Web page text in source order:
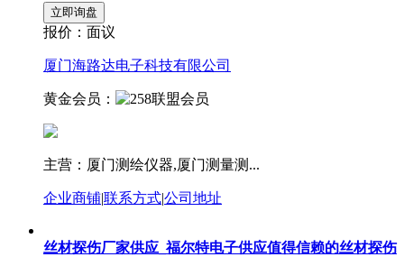
报价： 面议
厦门海路达电子科技有限公司
黄金会员：
主营：厦门测绘仪器,厦门测量测...
企业商铺|联系方式|公司地址
丝材探伤厂家供应_福尔特电子供应值得信赖的丝材探伤